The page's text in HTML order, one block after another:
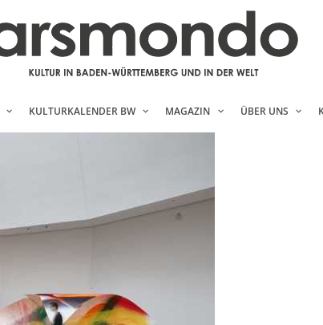
KULTURKALENDER BW MAGAZIN ÜBER UNS